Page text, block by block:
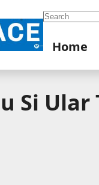
Search
Home
Si